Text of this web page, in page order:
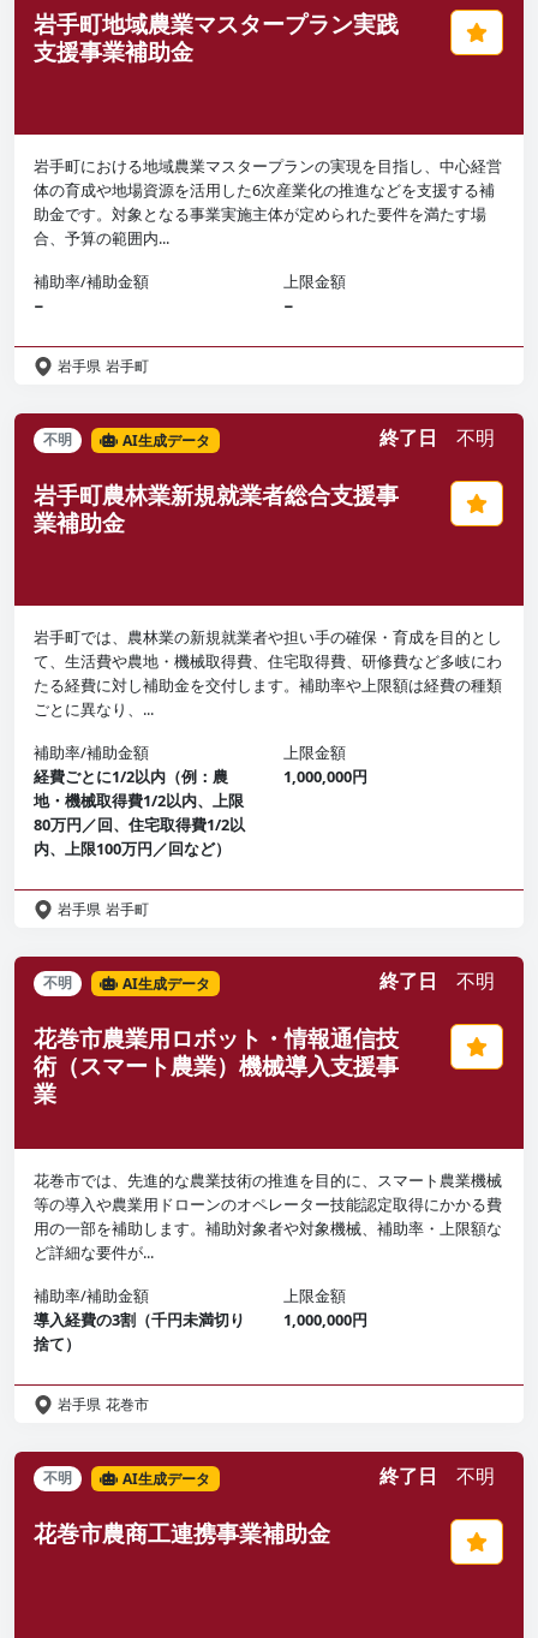
岩手町地域農業マスタープラン実践
支援事業補助金
岩手町における地域農業マスタープランの実現を目指し、中心経営
体の育成や地場資源を活用した6次産業化の推進などを支援する補
助金です。対象となる事業実施主体が定められた要件を満たす場
合、予算の範囲内...
補助率/補助金額
−
上限金額
−
岩手県 岩手町
不明 AI生成データ 終了日 不明
岩手町農林業新規就業者総合支援事
業補助金
岩手町では、農林業の新規就業者や担い手の確保・育成を目的とし
て、生活費や農地・機械取得費、住宅取得費、研修費など多岐にわ
たる経費に対し補助金を交付します。補助率や上限額は経費の種類
ごとに異なり、...
補助率/補助金額
経費ごとに1/2以内（例：農
地・機械取得費1/2以内、上限
80万円／回、住宅取得費1/2以
内、上限100万円／回など）
上限金額
1,000,000円
岩手県 岩手町
不明 AI生成データ 終了日 不明
花巻市農業用ロボット・情報通信技
術（スマート農業）機械導入支援事
業
花巻市では、先進的な農業技術の推進を目的に、スマート農業機械
等の導入や農業用ドローンのオペレーター技能認定取得にかかる費
用の一部を補助します。補助対象者や対象機械、補助率・上限額な
ど詳細な要件が...
補助率/補助金額
導入経費の3割（千円未満切り
捨て）
上限金額
1,000,000円
岩手県 花巻市
不明 AI生成データ 終了日 不明
花巻市農商工連携事業補助金